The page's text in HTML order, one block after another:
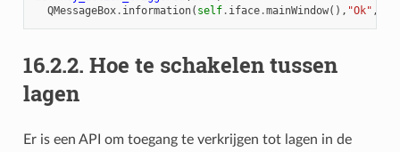
QMessageBox. information( self. iface.mainWindow(), "Ok" ,
16.2.2. Hoe te schakelen tussen
lagen
Er is een API om toegang te verkrijgen tot lagen in de